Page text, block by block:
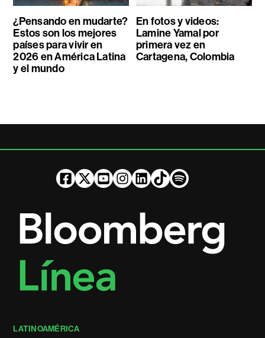
¿Pensando en mudarte?
Estos son los mejores
países para vivir en
2026 en América Latina
y el mundo
En fotos y videos:
Lamine Yamal por
primera vez en
Cartagena, Colombia
LATINOAMÉRICA